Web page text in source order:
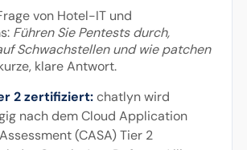
von Hotel-IT und
Führen Sie Pentests durch,
Schwachstellen und wie patchen
klare Antwort.
2 zertifiziert:chatlyn wird
nach dem Cloud Application
(CASA) Tier 2